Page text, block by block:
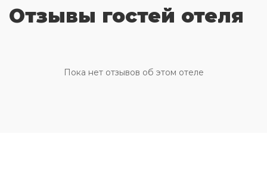
в уютной атмосфере можно в баре. На
территории работает бесплатный Wi-Fi.
пресса. Сотрудники отеля поддержат беседу
на английском. В номере вы найдёте телевизор.
Отзывы гостей отеля
Пока нет отзывов об этом отеле